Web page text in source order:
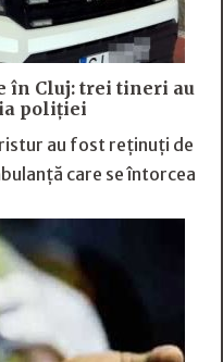
în Cluj: trei tineri au
poliției
au fost reținuți de
care se întorcea